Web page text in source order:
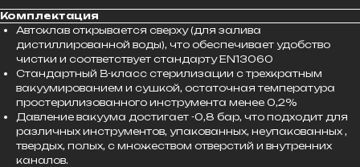
Комплектация
Автоклав открывается сверху (для залива
дистиллированной воды), что обеспечивает удобство
чистки и соответствует стандарту EN13060
Стандартный В-класс стерилизации с трехкратным
вакуумированием и сушкой, остаточная температура
простерилизованного инструмента менее 0,2%
Давление вакуума достигает -0,8 бар, что подходит для
различных инструментов, упакованных, неупакованных ,
твердых, полых, с множеством отверстий и внутренних
каналов.